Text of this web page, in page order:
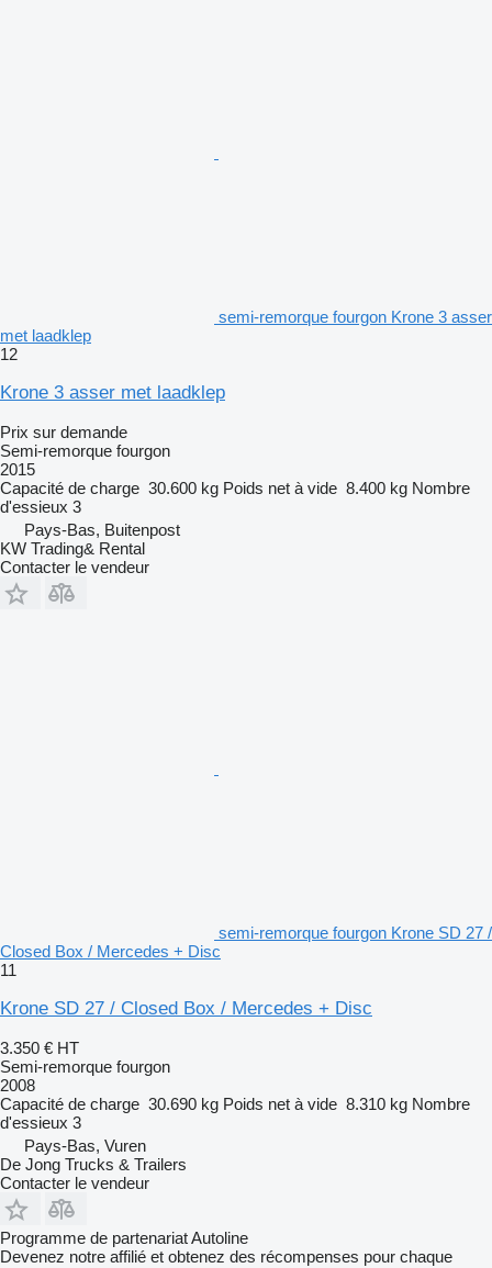
semi-remorque fourgon Krone 3 asser
met laadklep
12
Krone 3 asser met laadklep
Prix sur demande
Semi-remorque fourgon
2015
Capacité de charge 30.600 kg Poids net à vide 8.400 kg Nombre
d'essieux 3
Pays-Bas, Buitenpost
KW Trading& Rental
Contacter le vendeur
semi-remorque fourgon Krone SD 27 /
Closed Box / Mercedes + Disc
11
Krone SD 27 / Closed Box / Mercedes + Disc
3.350 € HT
Semi-remorque fourgon
2008
Capacité de charge 30.690 kg Poids net à vide 8.310 kg Nombre
d'essieux 3
Pays-Bas, Vuren
De Jong Trucks & Trailers
Contacter le vendeur
Programme de partenariat Autoline
Devenez notre affilié et obtenez des récompenses pour chaque